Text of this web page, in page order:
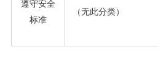
遵守安全
标准
（无此分类）